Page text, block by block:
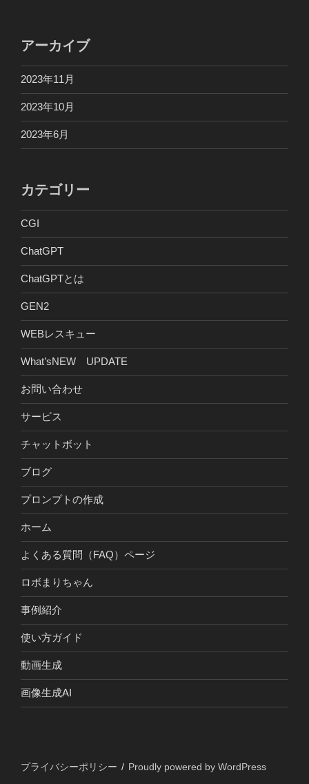
アーカイブ
2023年11月
2023年10月
2023年6月
カテゴリー
CGI
ChatGPT
ChatGPTとは
GEN2
WEBレスキュー
What’sNEW UPDATE
お問い合わせ
サービス
チャットボット
ブログ
プロンプトの作成
ホーム
よくある質問（FAQ）ページ
ロボまりちゃん
事例紹介
使い方ガイド
動画生成
画像生成AI
プライバシーポリシー Proudly powered by WordPress